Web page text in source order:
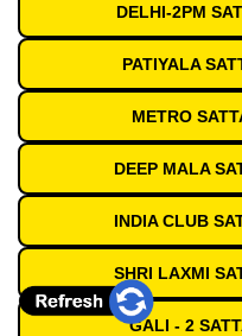
DELHI-2PM
PATIYALA
METRO
DEEP MALA
INDIA CLUB
SHRI LAXMI
GALI - 2